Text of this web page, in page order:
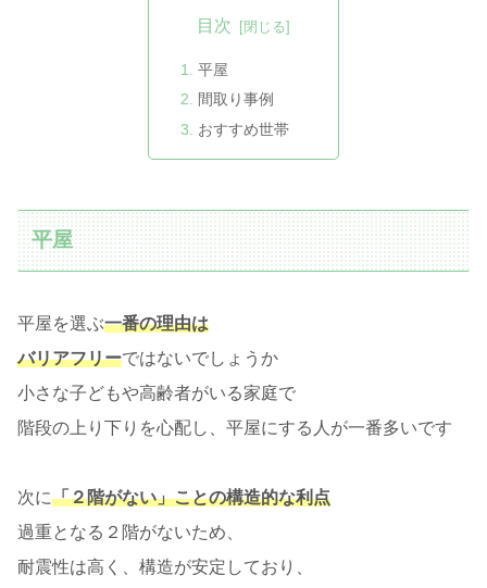
目次
平屋
間取り事例
おすすめ世帯
平屋
平屋を選ぶ一番の理由は
バリアフリーではないでしょうか
小さな子どもや高齢者がいる家庭で
階段の上り下りを心配し、平屋にする人が一番多いです
次に「２階がない」ことの構造的な利点
過重となる２階がないため、
耐震性は高く、構造が安定しており、